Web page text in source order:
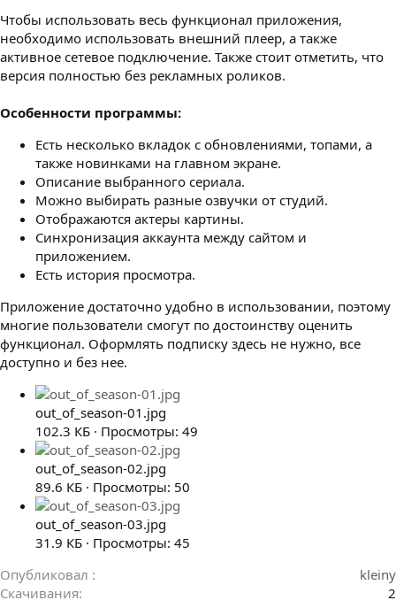
Чтобы использовать весь функционал приложения,
необходимо использовать внешний плеер, а также
активное сетевое подключение. Также стоит отметить, что
версия полностью без рекламных роликов.
Особенности программы:
Есть несколько вкладок с обновлениями, топами, а
также новинками на главном экране.
Описание выбранного сериала.
Можно выбирать разные озвучки от студий.
Отображаются актеры картины.
Синхронизация аккаунта между сайтом и
приложением.
Есть история просмотра.
Приложение достаточно удобно в использовании, поэтому
многие пользователи смогут по достоинству оценить
функционал. Оформлять подписку здесь не нужно, все
доступно и без нее.
out_of_season-01.jpg
102.3 КБ · Просмотры: 49
out_of_season-02.jpg
89.6 КБ · Просмотры: 50
out_of_season-03.jpg
31.9 КБ · Просмотры: 45
Опубликовал
kleiny
Скачивания
2